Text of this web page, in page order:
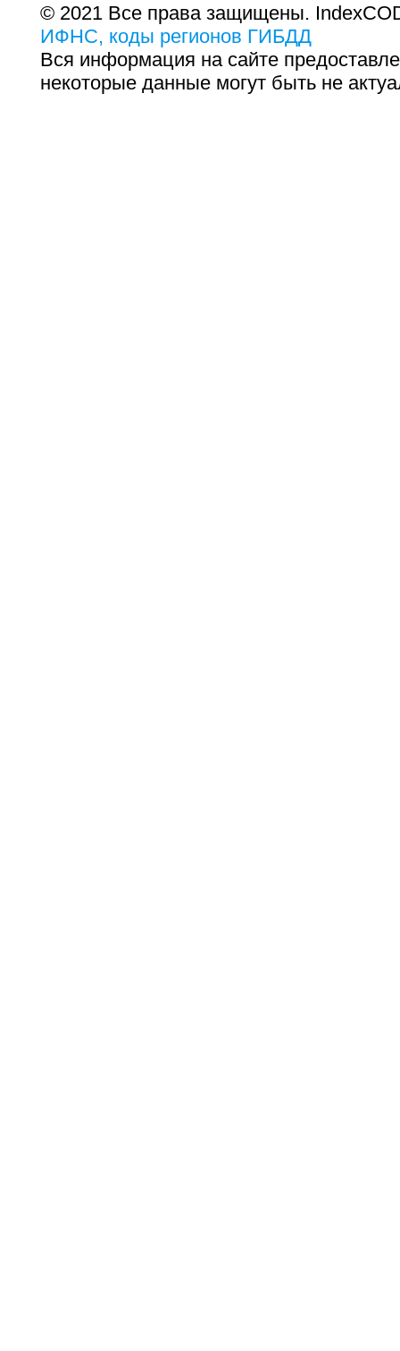
© 2021 Все права защищены.
ИФНС, коды регионов ГИБДД
Вся информация на сайте
некоторые данные могут быть не